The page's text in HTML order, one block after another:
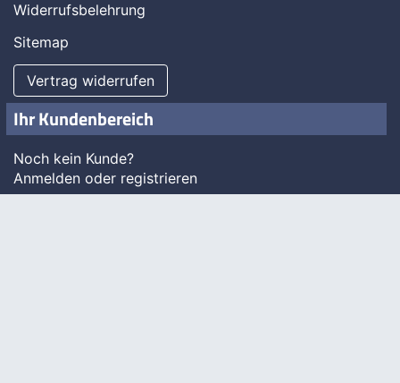
Widerrufsbelehrung
Sitemap
Vertrag widerrufen
Ihr Kundenbereich
Noch kein Kunde?
Anmelden oder registrieren